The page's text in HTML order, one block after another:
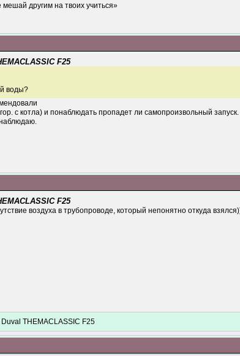
другим на твоих учиться»
F25
воды?
с котла) и понаблюдать пропадет ли самопроизвольный запуск.
F25
воздуха в трубопроводе, который непонятно откуда
THEMACLASSIC F25